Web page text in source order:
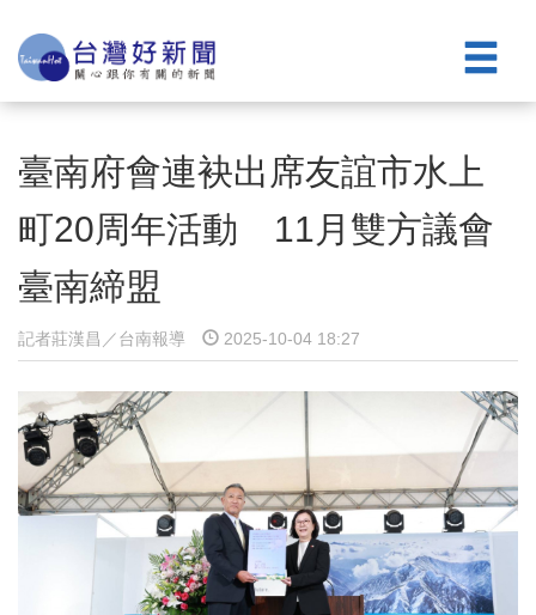
臺南府會連袂出席友誼市水上
町20周年活動 11月雙方議會
臺南締盟
記者莊漢昌／台南報導 2025-10-04 18:27